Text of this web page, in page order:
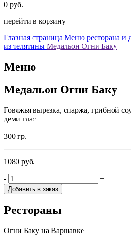
0 руб.
перейти в корзину
Главная страница Меню ресторана и
из телятины Медальон Огни Баку
Меню
Медальон Огни Баку
Говяжья вырезка, спаржа, грибной
деми глас
300 гр.
1080 руб.
- +
Добавить в заказ
Рестораны
Огни Баку на Варшавке